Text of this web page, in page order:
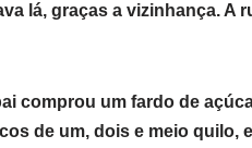
lá, graças a vizinhança. A
comprou um fardo de
de um, dois e meio quilo,